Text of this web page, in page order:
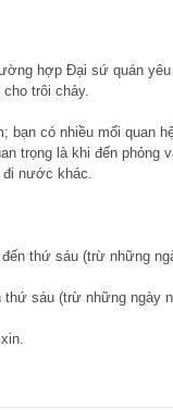
hợp Đại sứ quán
trôi chảy.
có nhiều mối quan
trọng là khi đến phỏng
đi nước khác.
thứ sáu (trừ những
sáu (trừ những ngày